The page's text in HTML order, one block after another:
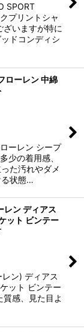
SPORT
プリントシャ
ざいますが特に
ドコンディシ
ーレン 中綿
ーレン シープ
少の着用感、
た汚れやダメ
る状態…
ン ディアス
ット ビンテー
ン) ディアス
ット ビンテー
感、見た目よ